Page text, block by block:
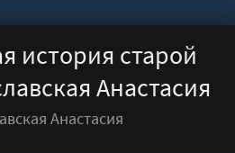
история старой
Анастасия
Анастасия